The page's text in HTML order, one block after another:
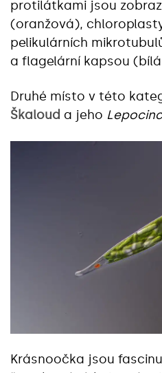
protilátkami jsou
(oranžová),
pelikulárních
a flagelární kapsou
Druhé místo v této
Škaloud a jeho
Krásnoočka jsou